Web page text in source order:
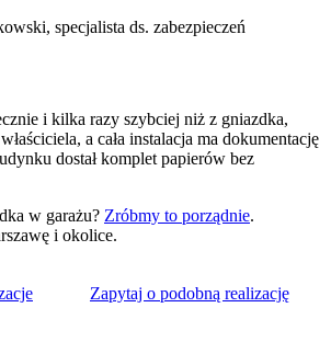
specjalista ds. zabezpieczeń
i kilka razy szybciej niż z gniazdka,
a cała instalacja ma dokumentację
dostał komplet papierów bez
w garażu? Zróbmy to porządnie.
i okolice.
Zapytaj o podobną realizację